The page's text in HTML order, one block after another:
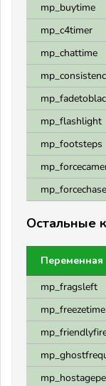
mp_buytime
mp_c4timer
mp_chattime
mp_flashlight
mp_footsteps
Остальные
Переменная
mp_fragsleft
mp_freezetime